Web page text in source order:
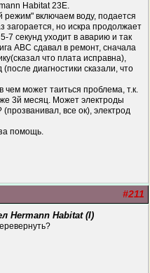
Habitat 23E.
режим" включаем воду, подается
загорается, но искра продолжает
7 секунд уходит в аварию и так
АВС сдавал в ремонт, сначала
что плата исправна),
диагностики сказали, что
чем может таиться проблема, т.к.
3й месяц. Может электроды
все ок), электрод
помощь.
#211
Hermann Habitat (I)